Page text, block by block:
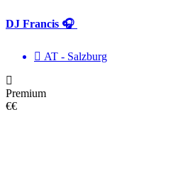
DJ Francis 🎧
AT - Salzburg
Premium
€€